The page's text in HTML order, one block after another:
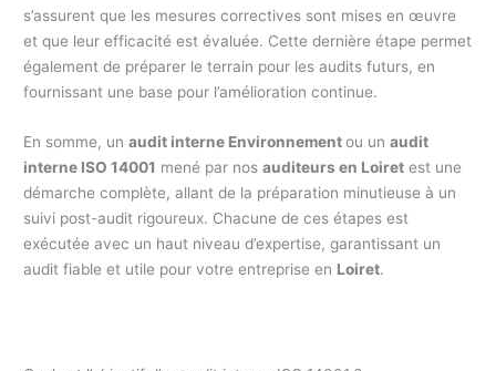
s’assurent que les mesures correctives sont mises en œuvre
et que leur efficacité est évaluée. Cette dernière étape permet
également de préparer le terrain pour les audits futurs, en
fournissant une base pour l’amélioration continue.
En somme, unaudit interne Environnementou unaudit
interne ISO 14001 mené par nosauditeurs en Loiret est une
démarche complète, allant de la préparation minutieuse à un
suivi post-audit rigoureux. Chacune de ces étapes est
exécutée avec un haut niveau d’expertise, garantissant un
audit fiable et utile pour votre entreprise en Loiret.